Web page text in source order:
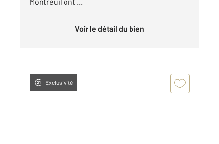
Voir le détail du bien
Exclusivité